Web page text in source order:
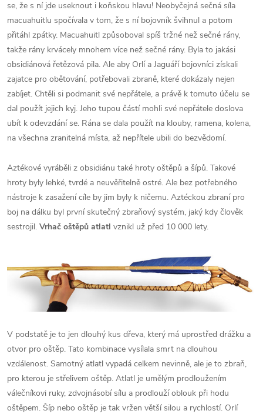
se, že s ní jde useknout i koňskou hlavu! Neobyčejná sečná síla
macuahuitlu spočívala v tom, že s ní bojovník švihnul a potom
přitáhl zpátky. Macuahuitl způsoboval spíš tržné než sečné rány,
takže rány krvácely mnohem více než sečné rány. Byla to jakási
obsidiánová řetězová pila. Ale aby Orlí a Jaguáří bojovníci získali
zajatce pro obětování, potřebovali zbraně, které dokázaly nejen
zabíjet. Chtěli si podmanit své nepřátele, a právě k tomuto účelu se
dal použít jejich kyj. Jeho tupou částí mohli své nepřátele doslova
ubít k odevzdání se. Rána se dala použít na klouby, ramena, kolena,
na všechna zranitelná místa, až nepřítele ubili do bezvědomí.
Aztékové vyráběli z obsidiánu také hroty oštěpů a šípů. Takové
hroty byly lehké, tvrdé a neuvěřitelně ostré. Ale bez potřebného
nástroje k zasažení cíle by jim byly k ničemu. Aztéckou zbraní pro
boj na dálku byl první skutečný zbraňový systém, jaký kdy člověk
sestrojil. Vrhač oštěpů atlatl vznikl už před 10 000 lety.
V podstatě je to jen dlouhý kus dřeva, který má uprostřed drážku a
otvor pro oštěp. Tato kombinace vysílala smrt na dlouhou
vzdálenost. Samotný atlatl vypadá celkem nevinně, ale je to zbraň,
pro kterou je střelivem oštěp. Atlatl je umělým prodloužením
válečníkovi ruky, zdvojnásobí sílu a prodlouží oblouk při hodu
oštěpem. Šíp nebo oštěp je tak vržen větší silou a rychlostí. Orlí